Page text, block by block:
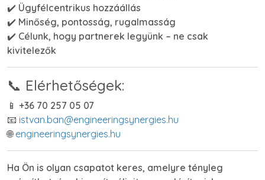
✔️ Ügyfélcentrikus hozzáállás
✔️ Minőség, pontosság, rugalmasság
✔️ Célunk, hogy partnerek legyünk – ne csak
kivitelezők
📞 Elérhetőségek:
📱 +36 70 257 05 07
📧 istvan.ban@engineeringsynergies.hu
🌐 engineeringsynergies.hu
Ha Ön is olyan csapatot keres, amelyre tényleg